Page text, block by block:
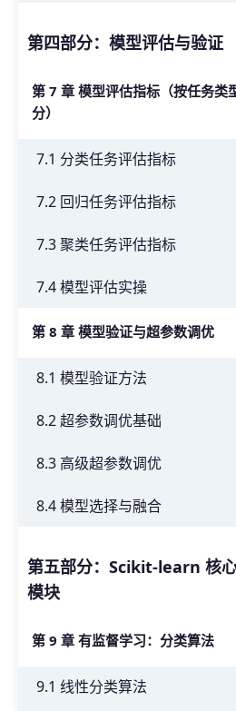
第四部分：模型评估与验证
第 7 章 模型评估指标（按任务类
分）
7.1 分类任务评估指标
7.2 回归任务评估指标
7.3 聚类任务评估指标
7.4 模型评估实操
第 8 章 模型验证与超参数调优
8.1 模型验证方法
8.2 超参数调优基础
8.3 高级超参数调优
8.4 模型选择与融合
第五部分：Scikit-learn 核
模块
第 9 章 有监督学习：分类算法
9.1 线性分类算法